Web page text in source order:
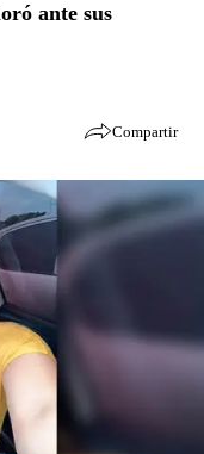
ante sus
Compartir